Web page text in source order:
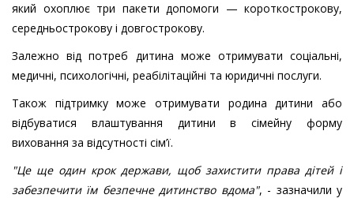
який охоплює три пакети допомоги — короткострокову,
середньострокову і довгострокову.
Залежно від потреб дитина може отримувати соціальні,
медичні, психологічні, реабілітаційні та юридичні послуги.
Також підтримку може отримувати родина дитини або
відбуватися влаштування дитини в сімейну форму
виховання за відсутності сім’ї.
"Це ще один крок держави, щоб захистити права дітей і
забезпечити їм безпечне дитинство вдома", - зазначили у